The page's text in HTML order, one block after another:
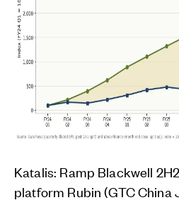
Katalis: Ramp Blackwell
platform Rubin (GTC China